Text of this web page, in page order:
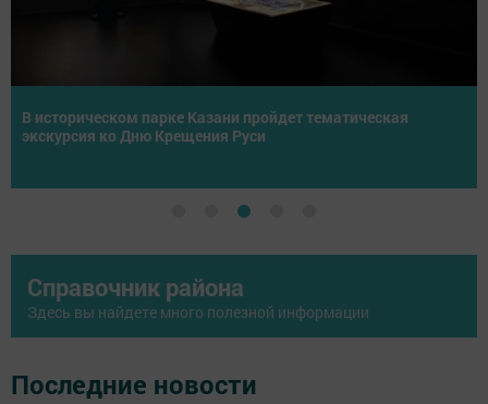
тематическая
20 июля в Краснодарском крае
юбилейная V смена тренинг-
Справочник района
Здесь вы найдете много полезной информации
Последние новости